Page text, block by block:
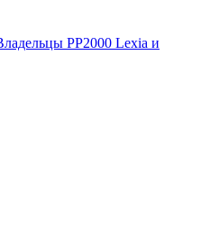
PP2000 Lexia и